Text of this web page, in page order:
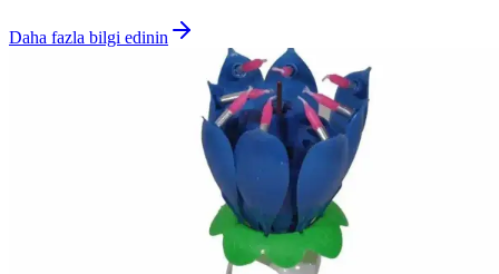
Daha fazla bilgi edinin